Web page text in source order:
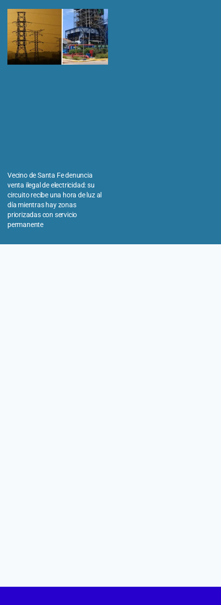
Vecino de Santa Fe denuncia
venta ilegal de electricidad: su
circuito recibe una hora de luz al
día mientras hay zonas
priorizadas con servicio
permanente